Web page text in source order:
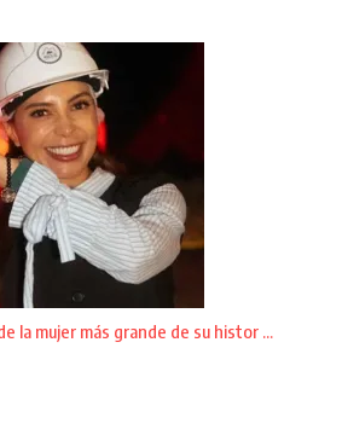
la mujer más grande de su histor ...